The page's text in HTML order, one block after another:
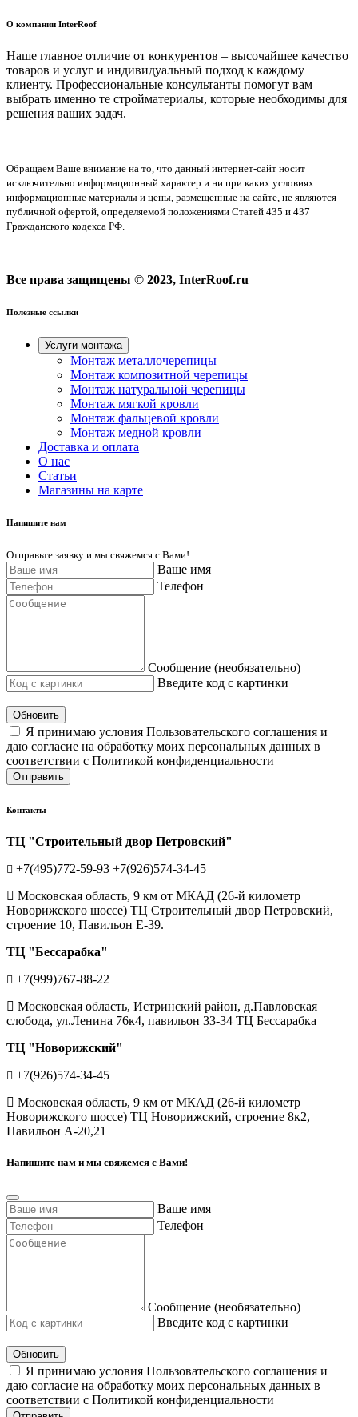
О компании InterRoof
Наше главное отличие от конкурентов – высочайшее качество
товаров и услуг и индивидуальный подход к каждому
клиенту. Профессиональные консультанты помогут вам
выбрать именно те стройматериалы, которые необходимы для
решения ваших задач.
Обращаем Ваше внимание на то, что данный интернет-сайт носит
исключительно информационный характер и ни при каких условиях
информационные материалы и цены, размещенные на сайте, не являются
публичной офертой, определяемой положениями Статей 435 и 437
Гражданского кодекса РФ.
Все права защищены © 2023, InterRoof.ru
Полезные ссылки
Услуги монтажа
Монтаж металлочерепицы
Монтаж композитной черепицы
Монтаж натуральной черепицы
Монтаж мягкой кровли
Монтаж фальцевой кровли
Монтаж медной кровли
Доставка и оплата
О нас
Cтатьи
Магазины на карте
Напишите нам
Отправьте заявку и мы свяжемся с Вами!
Ваше имя
Телефон
Сообщение (необязательно)
Введите код с картинки
Обновить
Я принимаю условия Пользовательского соглашения и
даю согласие на обработку моих персональных данных в
соответствии с Политикой конфиденциальности
Отправить
Контакты
ТЦ "Строительный двор Петровский"
+7(495)772-59-93 +7(926)574-34-45
Московская область, 9 км от МКАД (26-й километр
Новорижского шоссе) ТЦ Строительный двор Петровский,
строение 10, Павильон Е-39.
ТЦ "Бессарабка"
+7(999)767-88-22
Московская область, Истринский район, д.Павловская
слобода, ул.Ленина 76к4, павильон 33-34 ТЦ Бессарабка
ТЦ "Новорижский"
+7(926)574-34-45
Московская область, 9 км от МКАД (26-й километр
Новорижского шоссе) ТЦ Новорижский, строение 8к2,
Павильон А-20,21
Напишите нам и мы свяжемся с Вами!
Ваше имя
Телефон
Сообщение (необязательно)
Введите код с картинки
Обновить
Я принимаю условия Пользовательского соглашения и
даю согласие на обработку моих персональных данных в
соответствии с Политикой конфиденциальности